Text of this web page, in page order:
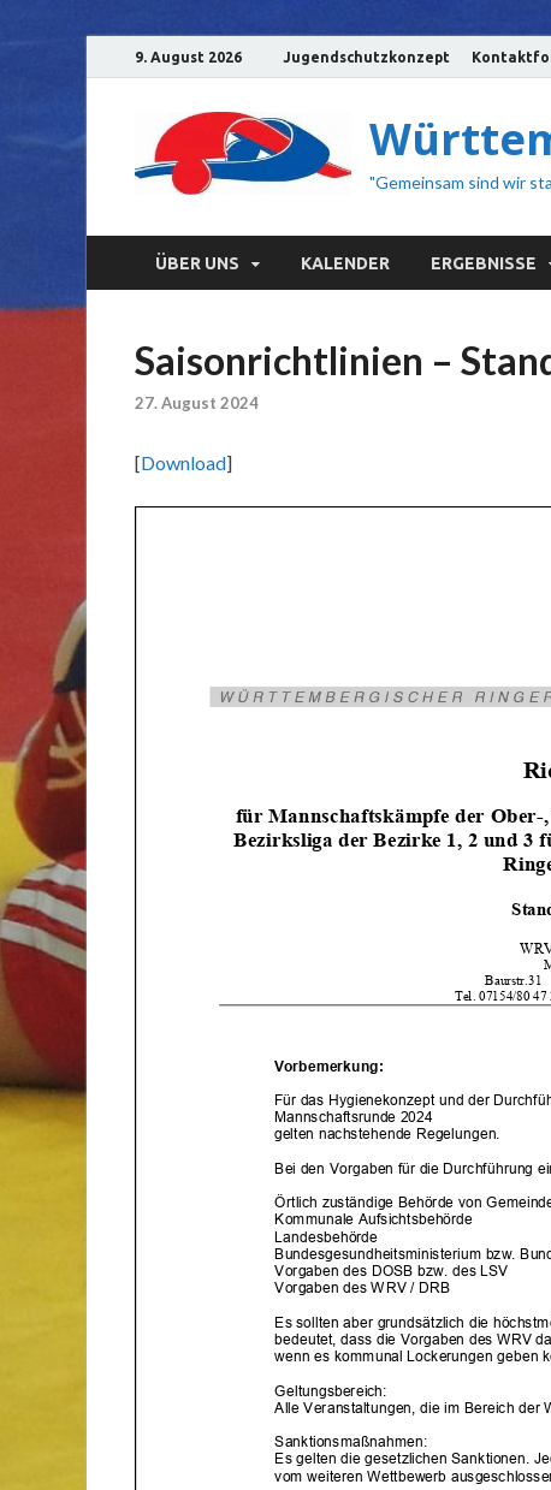
9. August 2026 Jugendschutzkonzept
"Gemeinsam sind wir
ÜBER UNS KALENDER ERGEBNISSE
Saisonrichtlinien –
27. August 2024
[Download]